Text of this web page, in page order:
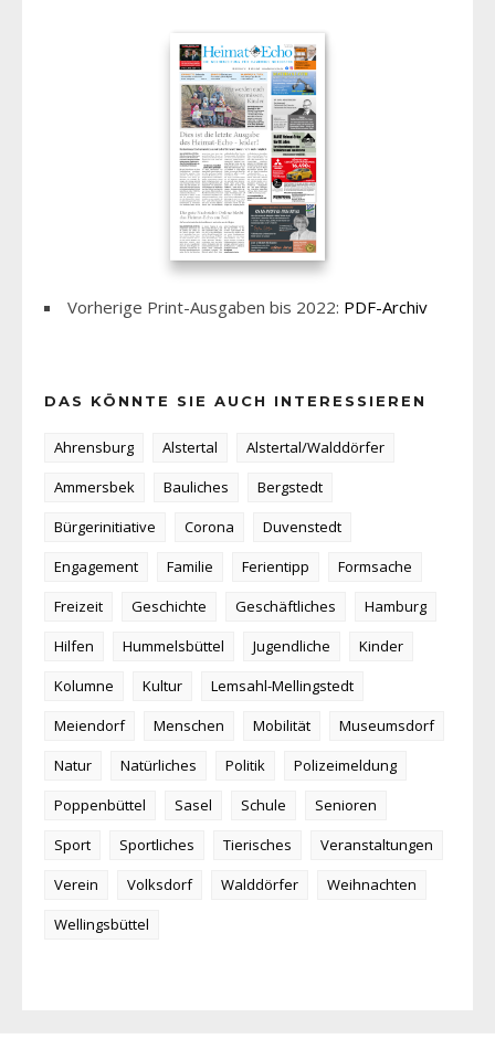
Vorherige Print-Ausgaben bis 2022: PDF-Archiv
DAS KÖNNTE SIE AUCH INTERESSIEREN
Ahrensburg Alstertal
Alstertal/Walddörfer
Ammersbek
Bauliches
Bergstedt
Bürgerinitiative
Corona
Duvenstedt
Engagement
Familie Ferientipp
Formsache
Freizeit
Geschichte Geschäftliches
Hamburg
Hilfen
Hummelsbüttel Jugendliche
Kinder
Kolumne
Kultur
Lemsahl-Mellingstedt
Meiendorf
Menschen Mobilität
Museumsdorf
Natur
Natürliches Politik
Polizeimeldung
Poppenbüttel
Sasel Schule
Senioren
Sport
Sportliches Tierisches
Veranstaltungen
Verein
Volksdorf Walddörfer
Weihnachten
Wellingsbüttel